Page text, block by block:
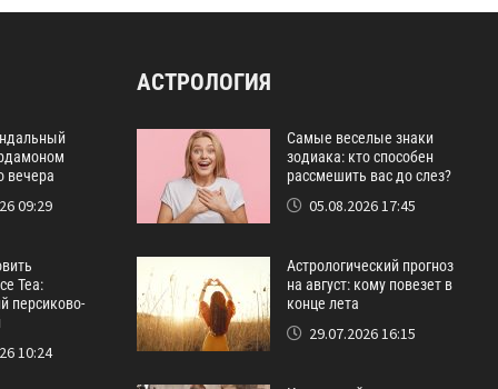
вечера
09:29
Tea:
персиково-
10:24
АСТРОЛОГИЯ
Самые веселые знаки
зодиака: кто способен
рассмешить вас до слез?
05.08.2026 17:45
Астрологический прогноз
на август: кому повезет в
конце лета
29.07.2026 16:15